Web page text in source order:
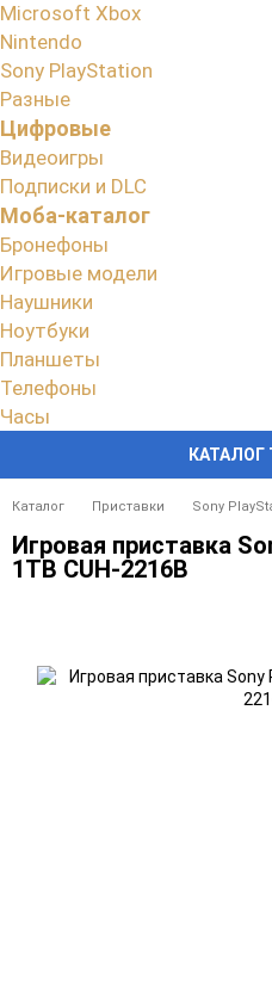
КАТАЛОГ
Microsoft Xbox
Nintendo
Sony PlayStation
Разные
Цифровые
Видеоигры
Подписки и DLC
Моба-каталог
Бронефоны
Игровые модели
Наушники
Ноутбуки
Планшеты
Телефоны
Часы
Каталог Приставки Sony
Игровая приставка
1TB CUH-2216B